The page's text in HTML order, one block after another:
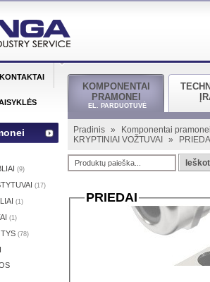
KOMPONENTAI
PRAMONEI
EL. PARDUOTUVĖ
Pradinis »
Komponentai
KRYPTINIAI VOŽTUVAI
»
PRIEDAI
KONTAKTAI
(9)
(17)
(1)
(1)
(78)